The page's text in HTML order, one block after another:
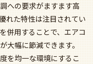
への要求がますます高
れた特性は注目されてい
併用することで、エアコ
大幅に節減できます。
を均一な環境にするこ